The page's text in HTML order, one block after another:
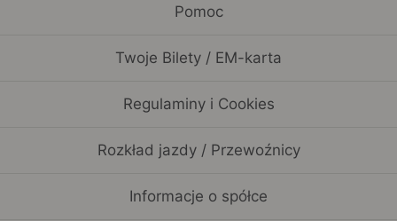
Pomoc
Twoje Bilety / EM-karta
Regulaminy i Cookies
Rozkład jazdy / Przewoźnicy
Informacje o spółce